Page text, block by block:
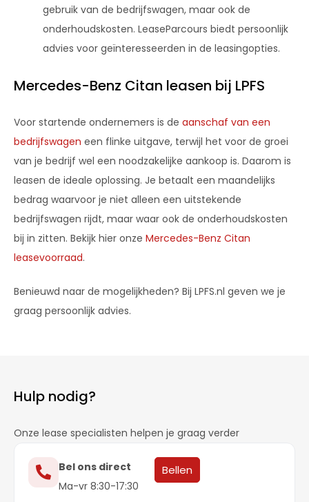
gebruik van de bedrijfswagen, maar ook de
onderhoudskosten. LeaseParcours biedt persoonlijk
advies voor geïnteresseerden in de leasingopties.
Mercedes-Benz Citan leasen bij LPFS
Voor startende ondernemers is de aanschaf van een
bedrijfswagen een flinke uitgave, terwijl het voor de groei
van je bedrijf wel een noodzakelijke aankoop is. Daarom is
leasen de ideale oplossing. Je betaalt een maandelijks
bedrag waarvoor je niet alleen een uitstekende
bedrijfswagen rijdt, maar waar ook de onderhoudskosten
bij in zitten. Bekijk hier onze Mercedes-Benz Citan
leasevoorraad.
Benieuwd naar de mogelijkheden? Bij LPFS.nl geven we je
graag persoonlijk advies.
Hulp nodig?
Onze lease specialisten helpen je graag verder
Bel ons direct
Ma-vr 8:30-17:30
Bellen